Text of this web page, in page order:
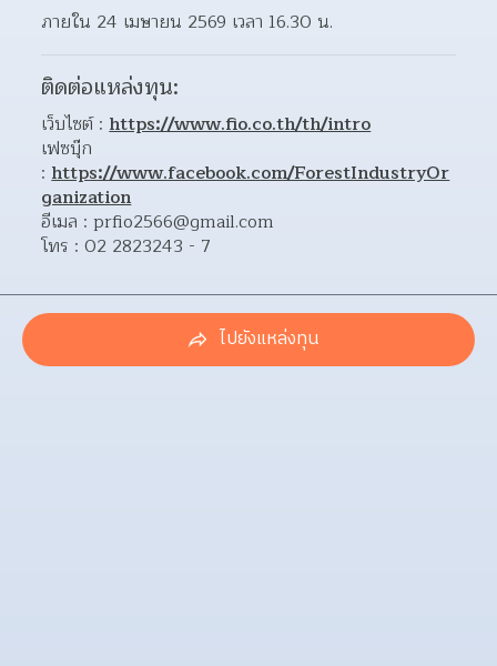
ภายใน 24 เมษายน 2569 เวลา 16.30 น.
ติดต่อแหล่งทุน:
เว็บไซต์ : https://www.fio.co.th/th/intro
เฟซบุ๊ก
: https://www.facebook.com/ForestIndustryOr
ganization
อีเมล : prfio2566@gmail.com
โทร : 02 2823243 - 7
ไปยังแหล่งทุน